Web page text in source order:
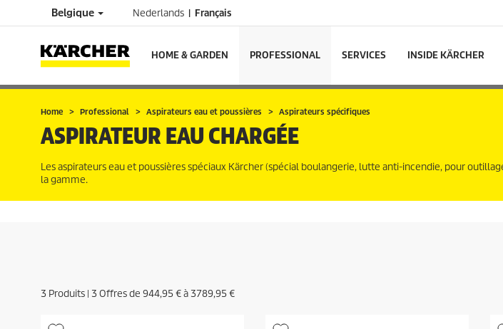
Belgique Nederlands Français
HOME & GARDEN PROFESSIONAL SERVICES INSIDE KÄRCHER
Home Professional Aspirateurs eau et poussières Aspirateurs spécifiques
ASPIRATEUR EAU CHARGÉE
Les aspirateurs eau et poussières spéciaux Kärcher (spécial boulangerie, lutte anti-incendie, pour
la gamme.
3 Produits | 3 Offres de 944,95 €à 3789,95 €